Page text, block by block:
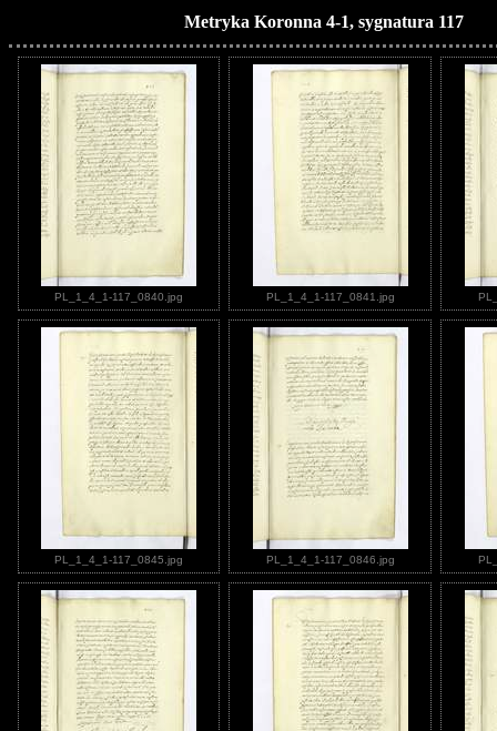
Metryka Koronna 4-1, sygnatura 117
PL_1_4_1-117_0840.jpg PL_1_4_1-117_0841.jpg
PL_1_4_1-117_0845.jpg PL_1_4_1-117_0846.jpg